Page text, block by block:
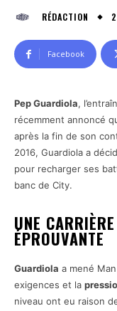
RÉDACTION
Facebook
Pep Guardiola,
récemment annoncé
après la fin de son
2016, Guardiola a
pour recharger ses
banc de City.
UNE
ÉPROUVANTE
Guardiola a mené
exigences et la
niveau ont eu raison